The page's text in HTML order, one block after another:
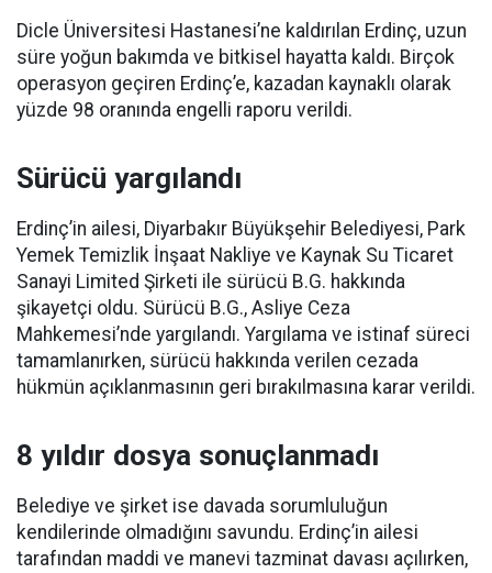
Dicle Üniversitesi Hastanesi’ne kaldırılan Erdinç, uzun
süre yoğun bakımda ve bitkisel hayatta kaldı. Birçok
operasyon geçiren Erdinç’e, kazadan kaynaklı olarak
yüzde 98 oranında engelli raporu verildi.
Sürücü yargılandı
Erdinç’in ailesi, Diyarbakır Büyükşehir Belediyesi, Park
Yemek Temizlik İnşaat Nakliye ve Kaynak Su Ticaret
Sanayi Limited Şirketi ile sürücü B.G. hakkında
şikayetçi oldu. Sürücü B.G., Asliye Ceza
Mahkemesi’nde yargılandı. Yargılama ve istinaf süreci
tamamlanırken, sürücü hakkında verilen cezada
hükmün açıklanmasının geri bırakılmasına karar verildi.
8 yıldır dosya sonuçlanmadı
Belediye ve şirket ise davada sorumluluğun
kendilerinde olmadığını savundu. Erdinç’in ailesi
tarafından maddi ve manevi tazminat davası açılırken,